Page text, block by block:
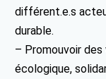
différent.e.s
durable.
– Promouvoir des
écologique,